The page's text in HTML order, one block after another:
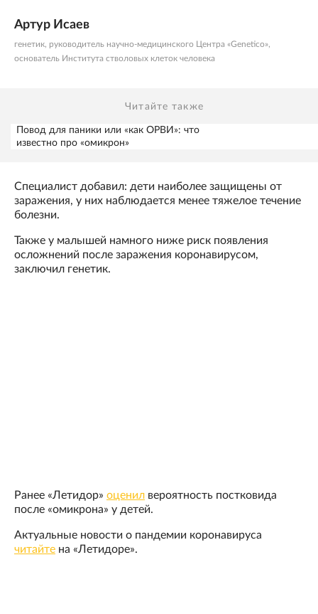
Артур Исаев
генетик, руководитель научно-медицинского Центра «Genetico»,
основатель Института стволовых клеток человека
Читайте также
Повод для паники или «как ОРВИ»: что
известно про «омикрон»
Специалист добавил: дети наиболее защищены от
заражения, у них наблюдается менее тяжелое течение
болезни.
Также у малышей намного ниже риск появления
осложнений после заражения коронавирусом,
заключил генетик.
Ранее «Летидор» оценил вероятность постковида
после «омикрона» у детей.
Актуальные новости о пандемии коронавируса
читайте на «Летидоре».